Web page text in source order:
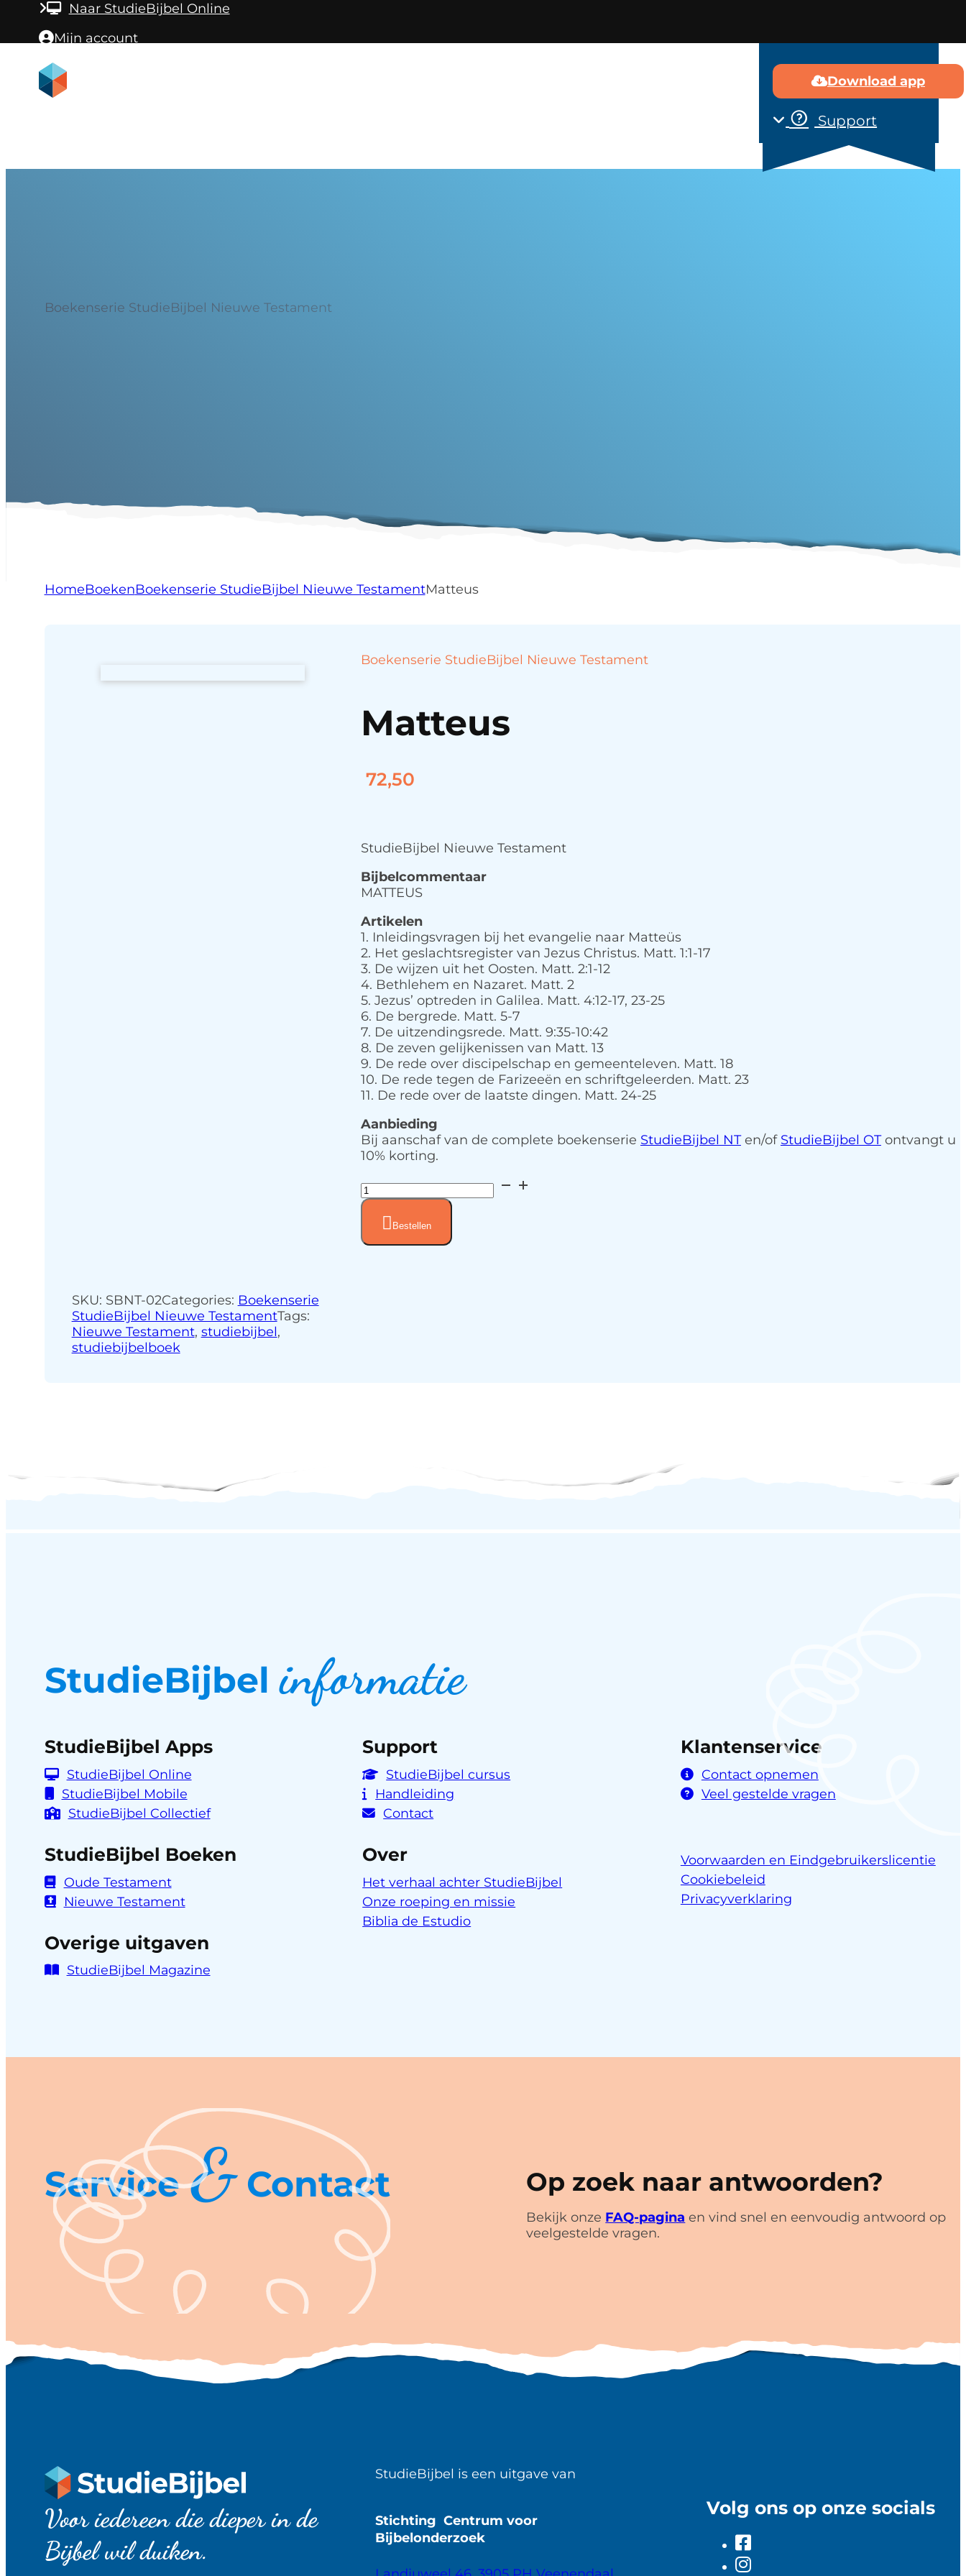
Ga naar hoofdinhoud Ga naar voettekst
Naar StudieBijbel Online
Mijn account
Download app
Support
Boekenserie StudieBijbel Nieuwe Testament
HomeBoekenBoekenserie StudieBijbel Nieuwe TestamentMatteus
Boekenserie StudieBijbel Nieuwe Testament
Matteus
72,50
StudieBijbel Nieuwe Testament
Bijbelcommentaar
MATTEUS
Artikelen
1. Inleidingsvragen bij het evangelie naar Matteüs
2. Het geslachtsregister van Jezus Christus. Matt. 1:1-17
3. De wijzen uit het Oosten. Matt. 2:1-12
4. Bethlehem en Nazaret. Matt. 2
5. Jezus’ optreden in Galilea. Matt. 4:12-17, 23-25
6. De bergrede. Matt. 5-7
7. De uitzendingsrede. Matt. 9:35-10:42
8. De zeven gelijkenissen van Matt. 13
9. De rede over discipelschap en gemeenteleven. Matt. 18
10. De rede tegen de Farizeeën en schriftgeleerden. Matt. 23
11. De rede over de laatste dingen. Matt. 24-25
Aanbieding
Bij aanschaf van de complete boekenserie StudieBijbel NTen/of StudieBijbel OTontvangt u
10% korting.
Matteus
aantal
Bestellen
SKU: SBNT-02Categories: Boekenserie
StudieBijbel Nieuwe TestamentTags:
Nieuwe Testament, studiebijbel,
studiebijbelboek
StudieBijbelinformatie
StudieBijbel Apps
StudieBijbel Online
StudieBijbel Mobile
StudieBijbel Collectief
StudieBijbel Boeken
Oude Testament
Nieuwe Testament
Overige uitgaven
StudieBijbel Magazine
Support
StudieBijbel cursus
Handleiding
Contact
Over
Het verhaal achter StudieBijbel
Onze roeping en missie
Biblia de Estudio
Klantenservice
Contact opnemen
Veel gestelde vragen
Voorwaarden en Eindgebruikerslicentie
Cookiebeleid
Privacyverklaring
Service&Contact Op zoek naar antwoorden?
Bekijk onze FAQ-pagina en vind snel en eenvoudig antwoord op
veelgestelde vragen.
Voor iedereen die dieper in de
Bijbel wil duiken.
StudieBijbel is een uitgave van
Stichting Centrum voor
Bijbelonderzoek
Volg ons op onze socials